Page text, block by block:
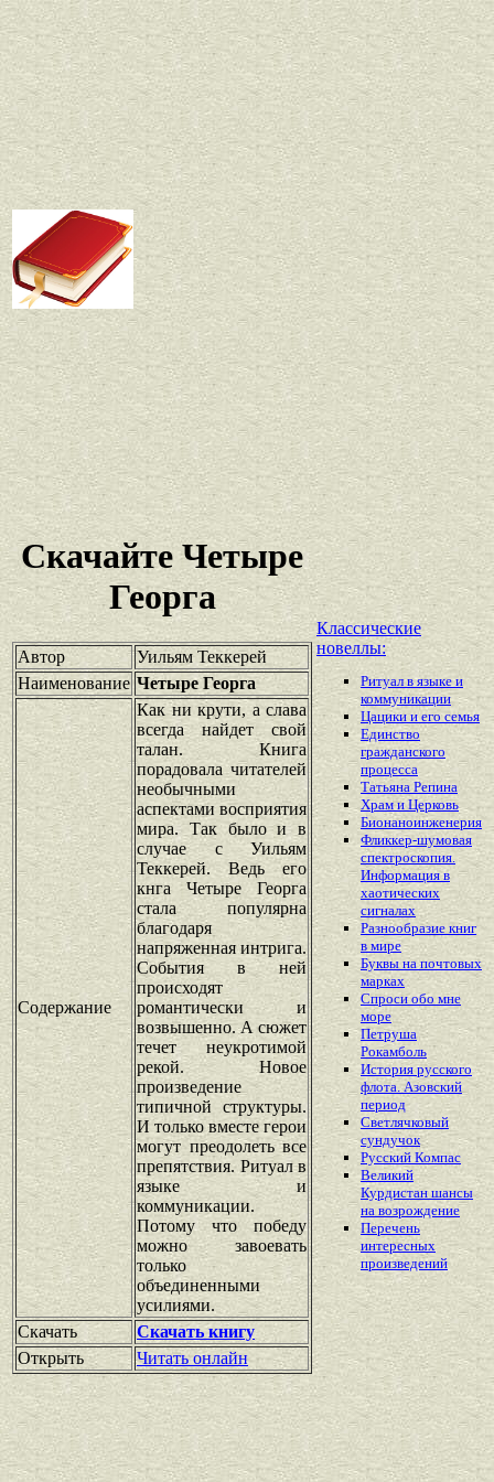
Скачайте Четыре
Георга
Автор
Уильям Теккерей
Наименование Четыре Георга
Содержание
Как ни крути, а слава
всегда найдет свой
талан. Книга
порадовала читателей
необычными
аспектами восприятия
мира. Так было и в
случае с Уильям
Теккерей. Ведь его
кнга Четыре Георга
стала популярна
благодаря
напряженная интрига.
События в ней
происходят
романтически и
возвышенно. А сюжет
течет неукротимой
рекой. Новое
произведение
типичной структуры.
И только вместе герои
могут преодолеть все
препятствия. Ритуал в
языке и
коммуникации.
Потому что победу
можно завоевать
только
объединенными
усилиями.
Скачать
Скачать книгу
Открыть
Читать онлайн
Классические
новеллы:
Ритуал в языке и
коммуникации
Цацики и его семья
Единство
гражданского
процесса
Татьяна Репина
Храм и Церковь
Бионаноинженерия
Фликкер-шумовая
спектроскопия.
Информация в
хаотических
сигналах
Разнообразие книг
в мире
Буквы на почтовых
марках
Спроси обо мне
море
Петруша
Рокамболь
История русского
флота. Азовский
период
Светлячковый
сундучок
Русский Компас
Великий
Курдистан шансы
на возрождение
Перечень
интересных
произведений